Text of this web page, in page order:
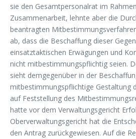
sie den Gesamtpersonalrat im
Zusammenarbeit, lehnte aber die
beantragten
ab, dass die Beschaffung dieser
einsatztaktischen Erwägungen und
nicht mitbestimmungspflichtig seien.
sieht demgegenüber in der
mitbestimmungspflichtige Gestaltung
auf Feststellung des
hatte vor dem Verwaltungsgericht
Oberverwaltungsgericht hat die
den Antrag zurückgewiesen. Auf die